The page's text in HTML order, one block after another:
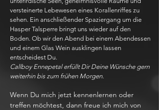
versteinerte Lebewesen eines Korallenriffes zu
sehen. Ein anschließender Spaziergang um die
Hasper Talsperre bringt uns wieder auf den
Boden. Ob wir den Abend bei einem Abendessen
und einem Glas Wein ausklingen lassen
entscheidest Du.
Callboy Ennepetal erfüllt Dir Deine Wünsche gern
weiterhin bis zum frühen Morgen.
Wenn Du mich jetzt kennenlernen oder
treffen möchtest, dann freue ich mich von